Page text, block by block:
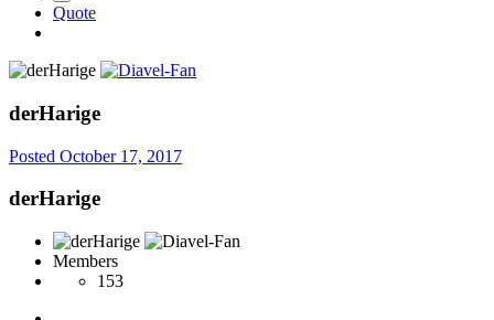
Quote
derHarige
Posted October 17, 2017
derHarige
Members
153